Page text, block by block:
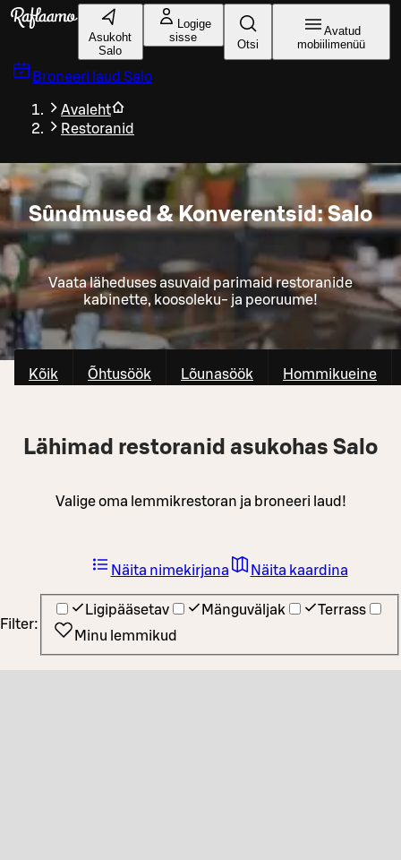
Liigu peamise sisu juurde
Asukoht
Salo
Logige
sisse
Otsi
Avatud
mobiilimenüü
Broneeri laud Salo
Avaleht
Restoranid
Sûndmused & Konverentsid: Salo
Vaata läheduses asuvaid parimaid restoranide
kabinette, koosoleku- ja peoruume!
Kõik Õhtusöök Lõunasöök Hommikueine
Lähimad restoranid asukohas Salo
Valige oma lemmikrestoran ja broneeri laud!
Filter:
Ligipääsetav Mänguväljak
Terrass
Minu lemmikud
Näita nimekirjana Näita kaardina